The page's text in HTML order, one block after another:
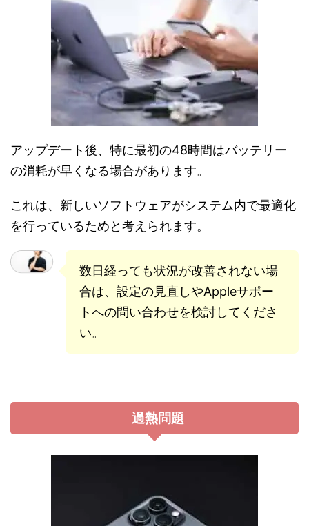
アップデート後、特に最初の48時間はバッテリー
の消耗が早くなる場合があります。
これは、新しいソフトウェアがシステム内で最適化
を行っているためと考えられます。
数日経っても状況が改善されない場
合は、設定の見直しやAppleサポー
トへの問い合わせを検討してくださ
い。
過熱問題